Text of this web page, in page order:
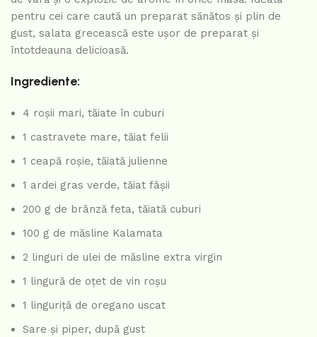
pentru cei care caută un preparat sănătos și plin de
gust, salata grecească este ușor de preparat și
întotdeauna delicioasă.
Ingrediente:
4 roșii mari, tăiate în cuburi
1 castravete mare, tăiat felii
1 ceapă roșie, tăiată julienne
1 ardei gras verde, tăiat fâșii
200 g de brânză feta, tăiată cuburi
100 g de măsline Kalamata
2 linguri de ulei de măsline extra virgin
1 lingură de oțet de vin roșu
1 linguriță de oregano uscat
Sare și piper, după gust